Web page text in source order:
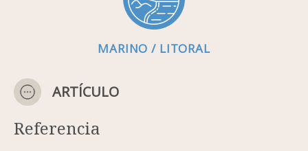
MARINO / LITORAL
ARTÍCULO
Referencia